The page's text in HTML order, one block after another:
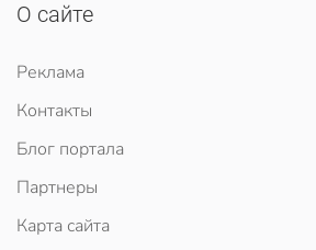
О сайте
Реклама
Контакты
Блог портала
Партнеры
Карта сайта